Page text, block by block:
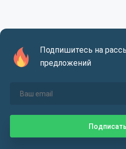
Подпишитесь на
предложений